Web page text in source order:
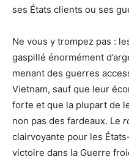
ses États clients ou ses
Ne vous y trompez pas :
gaspillé énormément
menant des guerres
Vietnam, sauf que leur
forte et que la plupart de
non pas des fardeaux. Le
clairvoyante pour les
victoire dans la Guerre